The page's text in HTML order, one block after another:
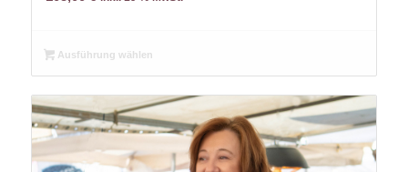
Ausführung wählen